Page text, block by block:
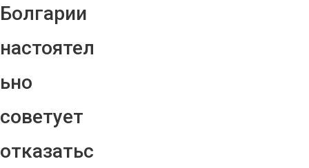
Болгарии
настоятел
ьно
советует
отказатьс